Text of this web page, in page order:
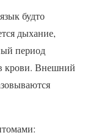
будто
дыхание,
период
крови. Внешний